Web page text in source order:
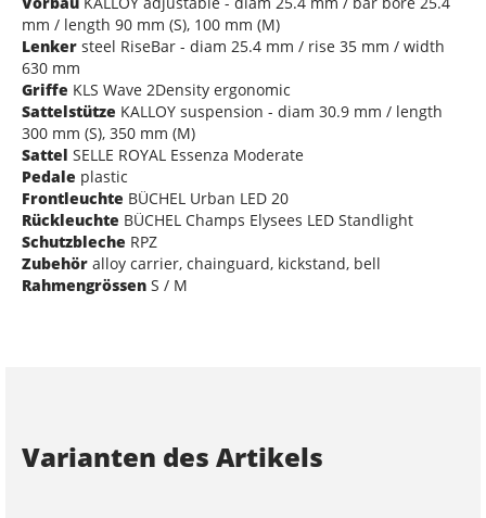
mm / length 90 mm (S), 100 mm (M)
Lenker steel RiseBar - diam 25.4 mm / rise 35 mm / width
630 mm
Griffe KLS Wave 2Density ergonomic
Sattelstütze KALLOY suspension - diam 30.9 mm / length
300 mm (S), 350 mm (M)
Sattel SELLE ROYAL Essenza Moderate
Pedale plastic
Frontleuchte BÜCHEL Urban LED 20
Rückleuchte BÜCHEL Champs Elysees LED Standlight
Schutzbleche RPZ
Zubehör alloy carrier, chainguard, kickstand, bell
Rahmengrössen S / M
Varianten des Artikels